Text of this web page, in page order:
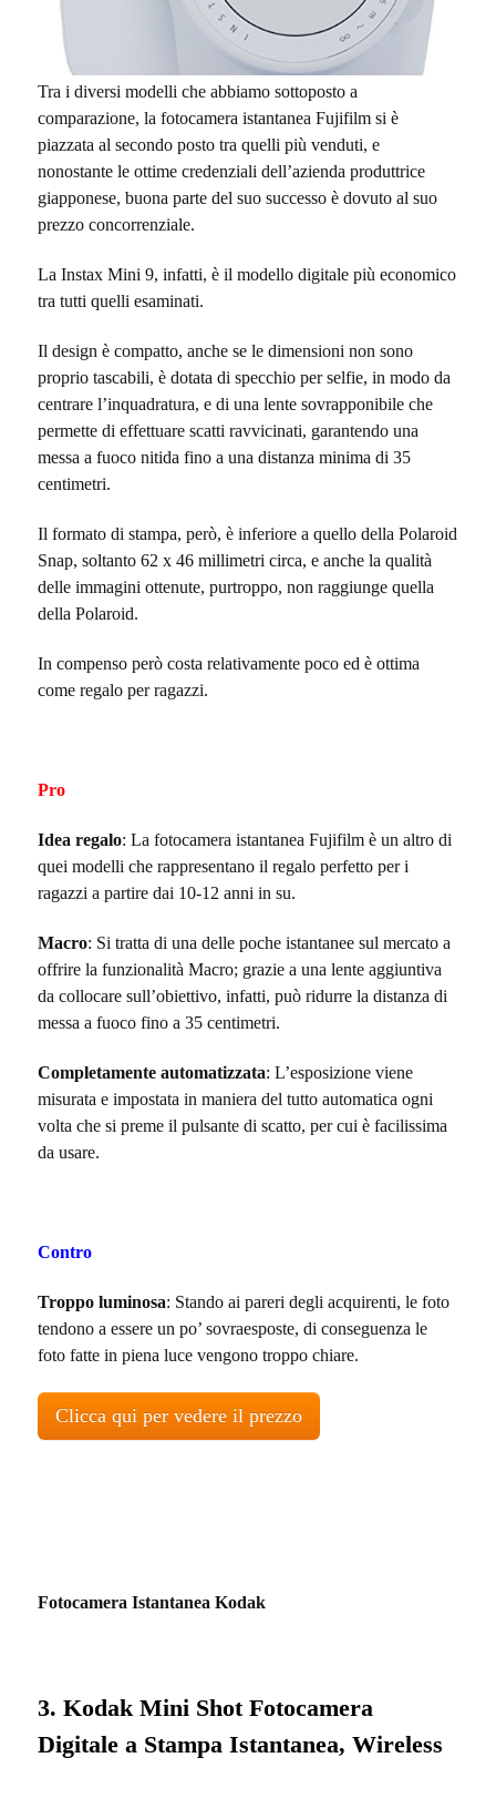
Tra i diversi modelli che abbiamo sottoposto a
comparazione, la fotocamera istantanea Fujifilm si è
piazzata al secondo posto tra quelli più venduti, e
nonostante le ottime credenziali dell’azienda produttrice
giapponese, buona parte del suo successo è dovuto al suo
prezzo concorrenziale.
La Instax Mini 9, infatti, è il modello digitale più economico
tra tutti quelli esaminati.
Il design è compatto, anche se le dimensioni non sono
proprio tascabili, è dotata di specchio per selfie, in modo da
centrare l’inquadratura, e di una lente sovrapponibile che
permette di effettuare scatti ravvicinati, garantendo una
messa a fuoco nitida fino a una distanza minima di 35
centimetri.
Il formato di stampa, però, è inferiore a quello della Polaroid
Snap, soltanto 62 x 46 millimetri circa, e anche la qualità
delle immagini ottenute, purtroppo, non raggiunge quella
della Polaroid.
In compenso però costa relativamente poco ed è ottima
come regalo per ragazzi.
Pro
Idea regalo: La fotocamera istantanea Fujifilm è un altro di
quei modelli che rappresentano il regalo perfetto per i
ragazzi a partire dai 10-12 anni in su.
Macro: Si tratta di una delle poche istantanee sul mercato a
offrire la funzionalità Macro; grazie a una lente aggiuntiva
da collocare sull’obiettivo, infatti, può ridurre la distanza di
messa a fuoco fino a 35 centimetri.
Completamente automatizzata: L’esposizione viene
misurata e impostata in maniera del tutto automatica ogni
volta che si preme il pulsante di scatto, per cui è facilissima
da usare.
Contro
Troppo luminosa: Stando ai pareri degli acquirenti, le foto
tendono a essere un po’ sovraesposte, di conseguenza le
foto fatte in piena luce vengono troppo chiare.
Clicca qui per vedere il prezzo
Fotocamera Istantanea Kodak
3. Kodak Mini Shot Fotocamera
Digitale a Stampa Istantanea, Wireless